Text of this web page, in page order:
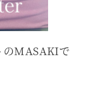
のMASAKIで